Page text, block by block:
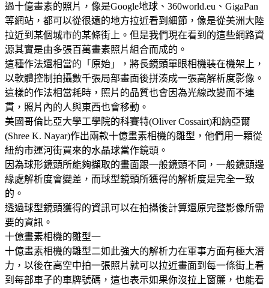
過十億畫素的照片，像是Google地球、360world.eu、GigaPan
等網站，都可以從很遠的地方拉近看到細節，像是從美洲大陸
拉近到某個城市的某條街上。但是我們現在看到的這些網路資
源其實是由多張百萬畫素照片組合而成的。
這種作法還相當的「原始」，將長鏡頭單眼相機裝在機架上，
以軟體控制拍攝數千張局部畫面後拼湊成一張高解析度影像。
這樣的作法相當耗時，照片的品質也會因為光線改變而不連
貫，照片內的人與東西也會移動。
美國哥倫比亞大學工學院的科賽特(Oliver Cossairt)和納亞爾
(Shree K. Nayar)作出兩款十億畫素相機的雛型，他們用一顆從
紐約市運河街買來的水晶球當作鏡頭。
因為球形鏡頭所能夠擷取的畫面跟一般鏡頭不同，一般鏡頭邊
緣處解析度會變差，而球型鏡頭所獲得的解析度是完全一致
的。
透過球型鏡頭獲得的資訊可以在拍攝後計算還原完整影像所需
要的資訊。
十億畫素相機的雛型一
十億畫素相機的雛型二如此強大的解析力在軍事方面有極大潛
力，以後在高空中拍一張照片就可以拉近畫面到每一條街上看
到每部車子的車牌號碼，這也表示如果你沒拉上窗簾，也能看